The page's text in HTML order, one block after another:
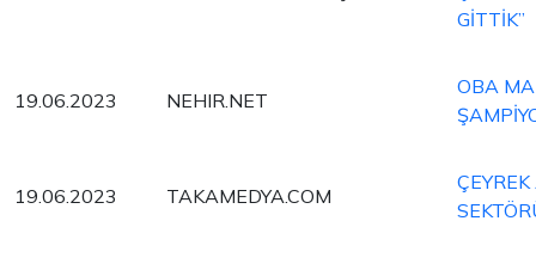
GİTTİK”
19.06.2023 NEHIR.NET
OBA
19.06.2023 TAKAMEDYA.COM